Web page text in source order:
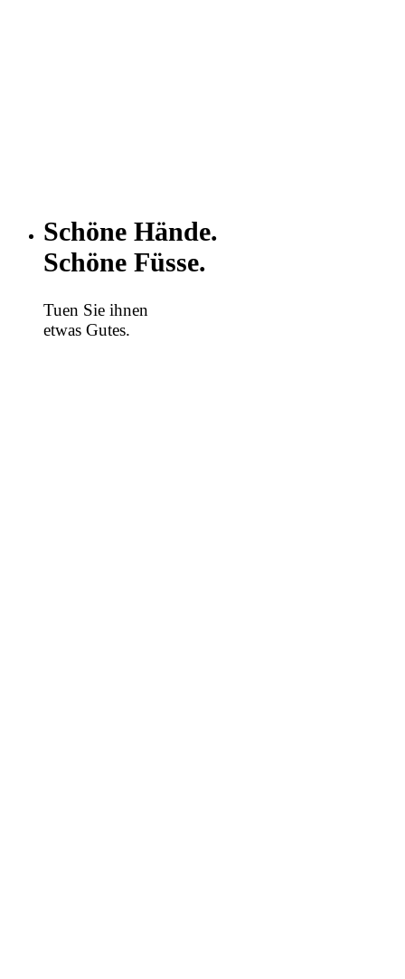
Schöne Hände.
Schöne Füsse.
Tuen Sie ihnen
etwas Gutes.